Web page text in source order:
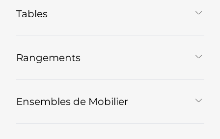
Tables
Rangements
Ensembles de Mobilier